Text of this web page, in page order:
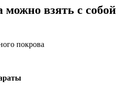
можно взять с собой
покрова